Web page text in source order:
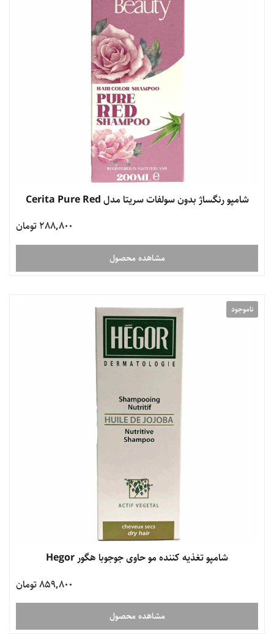
شامپو رنگساژ بدون سولفات سریتا مدل Cerita Pure Red
288,800 تومان
مشاهده محصول
ناموجود
شامپو تغذیه کننده مو حاوی جوجوبا هگور Hegor
859,800 تومان
مشاهده محصول